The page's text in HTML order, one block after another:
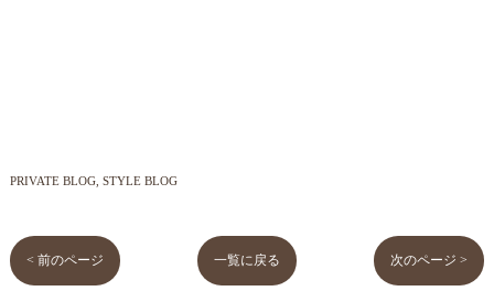
PRIVATE BLOG STYLE BLOG
< 前のページ 一覧に戻る 次のページ >